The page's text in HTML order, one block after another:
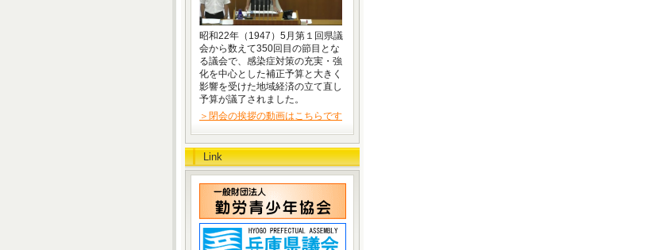
昭和22年（1947）5月第１回県議
会から数えて350回目の節目とな
る議会で、感染症対策の充実・強
化を中心とした補正予算と大きく
影響を受けた地域経済の立て直し
予算が議了されました。
＞閉会の挨拶の動画はこちらです
Link